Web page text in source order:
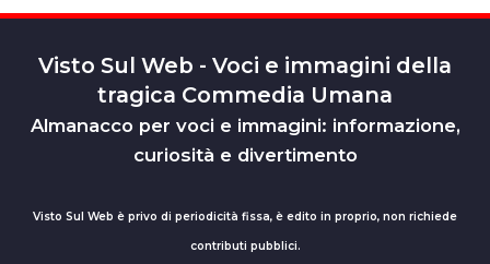
Visto Sul Web - Voci e immagini della
tragica Commedia Umana
Almanacco per voci e immagini: informazione,
curiosità e divertimento
Visto Sul Web è privo di periodicità fissa, è edito in proprio, non richiede
contributi pubblici.